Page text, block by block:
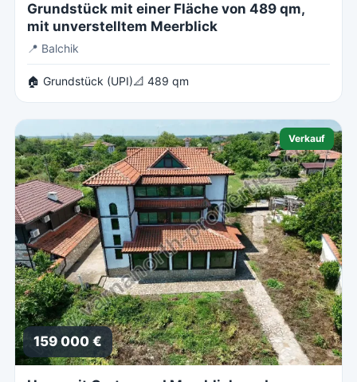
Grundstück mit einer Fläche von 489 qm,
mit unverstelltem Meerblick
📍 Balchik
🏠 Grundstück (UPI)📐 489 qm
Verkauf
159 000 €